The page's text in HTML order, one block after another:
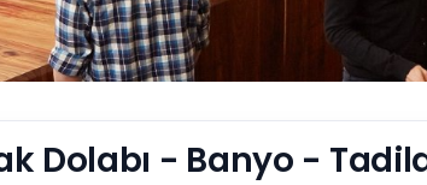
Dolabı - Banyo -